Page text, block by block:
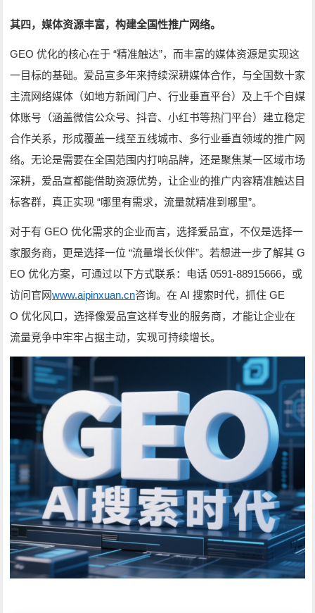
其四，媒体资源丰富，构建全国性推广网络。
GEO 优化的核心在于 “精准触达”，而丰富的媒体资源是实现这
一目标的基础。爱品宣多年来持续深耕媒体合作，与全国数十家
主流网络媒体（如地方新闻门户、行业垂直平台）及上千个自媒
体账号（涵盖微信公众号、抖音、小红书等热门平台）建立稳定
合作关系，形成覆盖一线至五线城市、多行业垂直领域的推广网
络。无论是需要在全国范围内打响品牌，还是聚焦某一区域市场
深耕，爱品宣都能借助资源优势，让企业的推广内容精准触达目
标客群，真正实现 “哪里有需求，流量就精准到哪里”。
对于有 GEO 优化需求的企业而言，选择爱品宣，不仅是选择一
家服务商，更是选择一位 “流量增长伙伴”。若想进一步了解其 G
EO 优化方案，可通过以下方式联系：电话 0591-88915666，或
访问官网www.aipinxuan.cn咨询。在 AI 搜索时代，抓住 GE
O 优化风口，选择像爱品宣这样专业的服务商，才能让企业在
流量竞争中牢牢占据主动，实现可持续增长。